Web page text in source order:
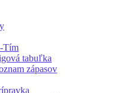
Tím
tabuľka
zápasov